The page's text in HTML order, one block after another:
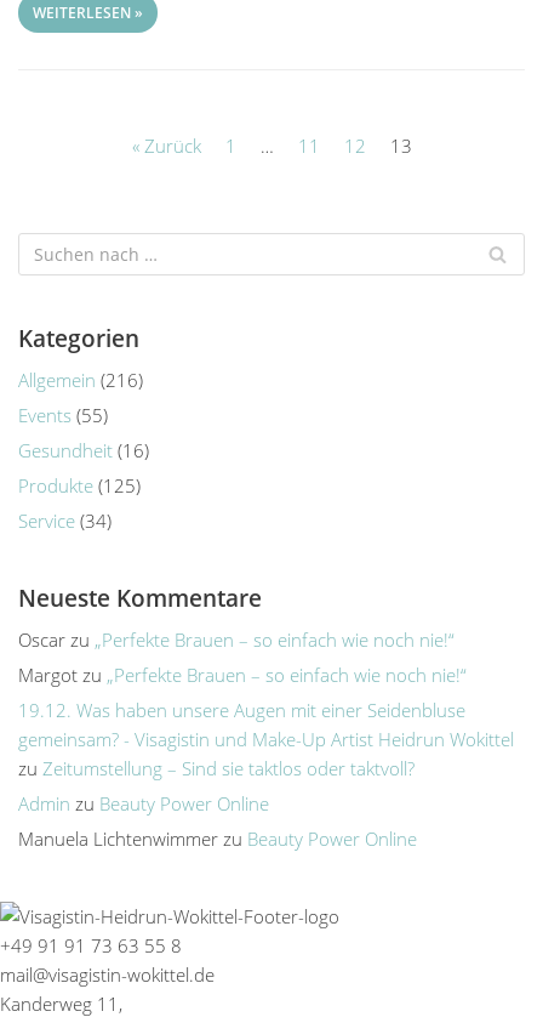
WEITERLESEN »
« Zurück 1 … 11 12 13
Kategorien
Allgemein (216)
Events (55)
Gesundheit (16)
Produkte (125)
Service (34)
Neueste Kommentare
Oscar zu „Perfekte Brauen – so einfach wie noch nie!“
Margot zu „Perfekte Brauen – so einfach wie noch nie!“
19.12. Was haben unsere Augen mit einer Seidenbluse
gemeinsam? - Visagistin und Make-Up Artist Heidrun Wokittel
zu Zeitumstellung – Sind sie taktlos oder taktvoll?
Admin zu Beauty Power Online
Manuela Lichtenwimmer zu Beauty Power Online
+49 91 91 73 63 55 8
mail@visagistin-wokittel.de
Kanderweg 11,